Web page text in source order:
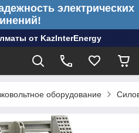
электрических
от KazInterEnergy
оборудование